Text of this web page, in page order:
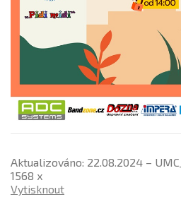
Aktualizováno: 22.08.2024 –
1568 x
Vytisknout